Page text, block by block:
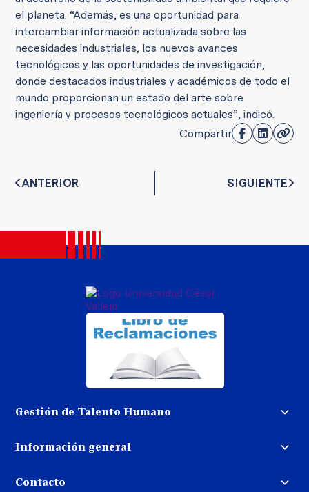
el planeta. “Además, es una oportunidad para
intercambiar información actualizada sobre las
necesidades industriales, los nuevos avances
tecnológicos y las oportunidades de investigación,
donde destacados industriales y académicos de todo el
mundo proporcionan un estado del arte sobre
ingeniería y procesos tecnológicos actuales”, indicó.
Compartir
ANTERIOR SIGUIENTE
Gestión de Talento Humano
Trabaja con nosotros
Información general
dinero
Contacto